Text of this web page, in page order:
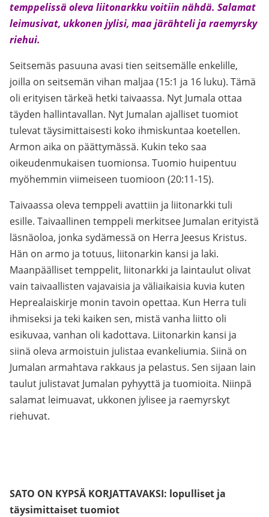
temppelissä oleva liitonarkku voitiin nähdä. Salamat
leimusivat, ukkonen jylisi, maa järähteli ja raemyrsky
riehui.
Seitsemäs pasuuna avasi tien seitsemälle enkelille,
joilla on seitsemän vihan maljaa (15:1 ja 16 luku). Tämä
oli erityisen tärkeä hetki taivaassa. Nyt Jumala ottaa
täyden hallintavallan. Nyt Jumalan ajalliset tuomiot
tulevat täysimittaisesti koko ihmiskuntaa koetellen.
Armon aika on päättymässä. Kukin teko saa
oikeudenmukaisen tuomionsa. Tuomio huipentuu
myöhemmin viimeiseen tuomioon (20:11-15).
Taivaassa oleva temppeli avattiin ja liitonarkki tuli
esille. Taivaallinen temppeli merkitsee Jumalan erityistä
läsnäoloa, jonka sydämessä on Herra Jeesus Kristus.
Hän on armo ja totuus, liitonarkin kansi ja laki.
Maanpäälliset temppelit, liitonarkki ja laintaulut olivat
vain taivaallisten vajavaisia ja väliaikaisia kuvia kuten
Heprealaiskirje monin tavoin opettaa. Kun Herra tuli
ihmiseksi ja teki kaiken sen, mistä vanha liitto oli
esikuvaa, vanhan oli kadottava. Liitonarkin kansi ja
siinä oleva armoistuin julistaa evankeliumia. Siinä on
Jumalan armahtava rakkaus ja pelastus. Sen sijaan lain
taulut julistavat Jumalan pyhyyttä ja tuomioita. Niinpä
salamat leimuavat, ukkonen jylisee ja raemyrskyt
riehuvat.
SATO ON KYPSÄ KORJATTAVAKSI: lopulliset ja
täysimittaiset tuomiot